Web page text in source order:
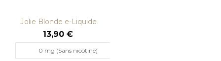
Jolie Blonde e-Liquide
Liquideo...
13,90 €
0 mg (Sans nicotine)